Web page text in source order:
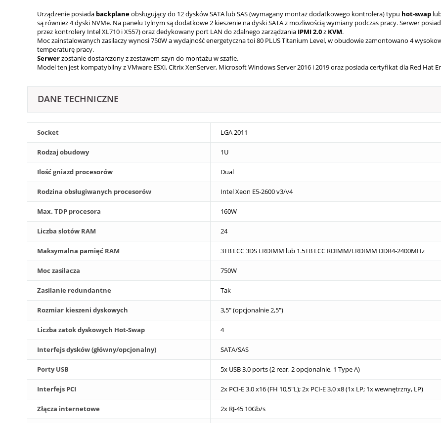
Urządzenie posiada backplaneobsługujący do 12 dysków SATA lub SAS (wymagany montaż dodatkowego kontrolera) typu hot-swap
są również 4 dyski NVMe. Na panelu tylnym są dodatkowe 2 kieszenie na dyski SATA z możliwością wymiany podczas pracy. Serwer
przez kontrolery Intel XL710 i X557) oraz dedykowany port LAN do zdalnego zarządzania IPMI 2.0z KVM.
Moc zainstalowanych zasilaczy wynosi 750W a wydajność energetyczna toi 80 PLUS Titanium Level, w obudowie zamontowano 4
temperaturę pracy.
Serwerzostanie dostarczony z zestawem szyn do montażu w szafie.
Model ten jest kompatybilny z VMware ESXi, Citrix XenServer, Microsoft Windows Server 2016 i 2019 oraz posiada certyfikat dla Red Hat
DANE TECHNICZNE
Socket LGA 2011
Rodzaj obudowy 1U
Ilość gniazd procesorów Dual
Rodzina obsługiwanych procesorów Intel Xeon E5-2600 v3/v4
Max. TDP procesora 160W
Liczba slotów RAM 24
Maksymalna pamięć RAM 3TB ECC 3DS LRDIMM lub 1.5TB ECC RDIMM/LRDIMM DDR4-2400MHz
Moc zasilacza 750W
Zasilanie redundantne Tak
Rozmiar kieszeni dyskowych 3,5" (opcjonalnie 2,5")
Liczba zatok dyskowych Hot-Swap 4
Interfejs dysków (główny/opcjonalny) SATA/SAS
Porty USB 5x USB 3.0 ports (2 rear, 2 opcjonalnie, 1 Type A)
Interfejs PCI 2x PCI-E 3.0 x16 (FH 10,5"L); 2x PCI-E 3.0 x8 (1x LP; 1x wewnętrzny, LP)
Złącza internetowe 2x RJ-45 10Gb/s